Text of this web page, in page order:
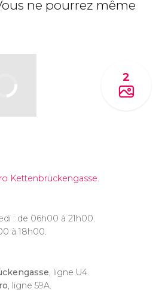
ne pourrez même
2
Kettenbrückengasse.
: de 06h00 à 21h00.
à 18h00.
, ligne U4.
, ligne 59A.